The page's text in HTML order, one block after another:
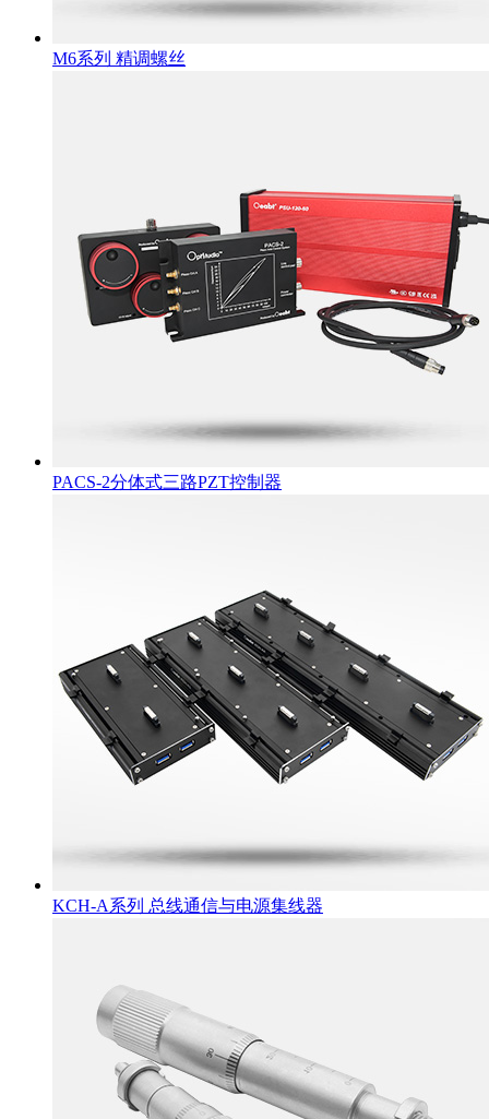
M6系列 精调螺丝
PACS-2分体式三路PZT控制器
KCH-A系列 总线通信与电源集线器